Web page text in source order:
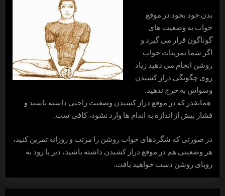
بدن خود بخود در موقع
خواب به وضعیت های
گوناگون قرار می گیرد و
اگر شما تمرینات خواب
روشن انجام می دهید زیاد
روی چگونگی دراز کشیدن
وسواس به خرج ندهید.
همانقدر که در موقع دراز کشیدن وضعیت راحتی داشته باشید و
فشار بیش از اندازه به اندام ها وارد نشود، کافی ست.
در صورتی که شگردهای خواب روشن را مرتب و روزانه تمرین کنید،
هر وضعیتی هم در موقع دراز کشیدن داشته باشید، دیر یا زود به
رویای روشن دست خواهید یافت.